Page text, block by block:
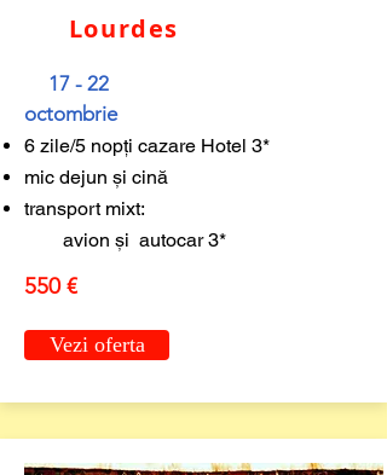
Lourdes
17 - 22
octombrie
6 zile/5 nopți cazare Hotel 3*
mic dejun și cină
transport mixt:
avion și autocar 3*
550 €
Vezi oferta